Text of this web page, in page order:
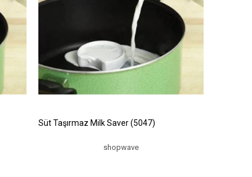
Süt Taşırmaz Milk Saver (5047)
shopwave